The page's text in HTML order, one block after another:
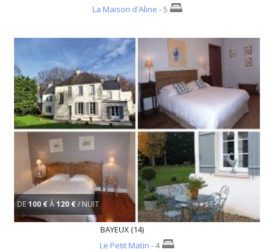
La Maison d'Aline - 5
DE100 €À120 €/ NUIT
BAYEUX (14)
Le Petit Matin - 4